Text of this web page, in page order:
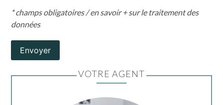
* champs obligatoires /en savoir + sur le traitement des
données
Envoyer
VOTRE AGENT